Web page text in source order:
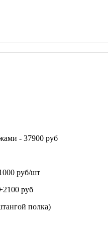
- 37900 руб
руб/шт
руб
полка)